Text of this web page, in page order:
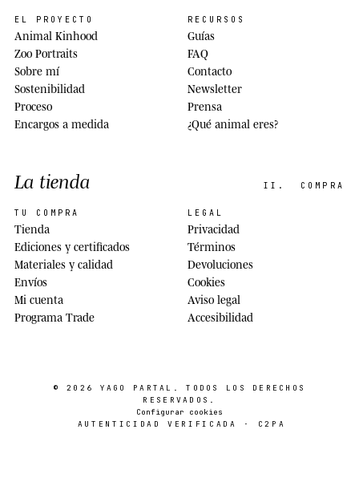
EL PROYECTO
Animal Kinhood
Zoo Portraits
Sobre mí
Sostenibilidad
Proceso
Encargos a medida
RECURSOS
Guías
FAQ
Contacto
Newsletter
Prensa
¿Qué animal eres?
La tienda II. COMPRA
TU COMPRA
Tienda
Ediciones y certificados
Materiales y calidad
Envíos
Mi cuenta
Programa Trade
LEGAL
Privacidad
Términos
Devoluciones
Cookies
Aviso legal
Accesibilidad
© 2026 YAGO PARTAL . TODOS LOS DERECHOS
RESERVADOS.
Configurar cookies
AUTENTICIDAD VERIFICADA · C2PA